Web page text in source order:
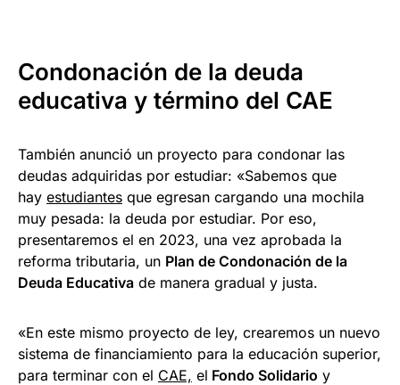
Condonación de la deuda
educativa y término del CAE
También anunció un proyecto para condonar las
deudas adquiridas por estudiar: «Sabemos que
hay estudiantes que egresan cargando una mochila
muy pesada: la deuda por estudiar. Por eso,
presentaremos el en 2023, una vez aprobada la
reforma tributaria, un Plan de Condonación de la
Deuda Educativa de manera gradual y justa.
«En este mismo proyecto de ley, crearemos un nuevo
sistema de financiamiento para la educación superior,
para terminar con el CAE, el Fondo Solidario y